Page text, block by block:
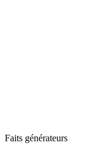
Faits générateurs